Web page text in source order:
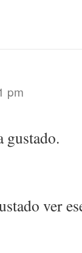
pm
gustado.
ver